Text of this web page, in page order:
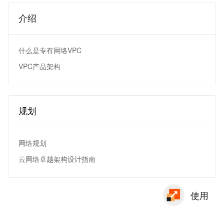
介绍
什么是专有网络VPC
VPC产品架构
规划
网络规划
云网络卓越架构设计指南
使用